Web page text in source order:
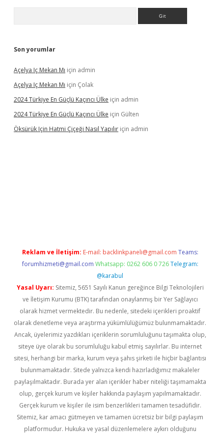
Son yorumlar
Açelya Iç Mekan Mı için admin
Açelya Iç Mekan Mı için Çolak
2024 Türkiye En Güçlü Kaçıncı Ülke için admin
2024 Türkiye En Güçlü Kaçıncı Ülke için Gülten
Öksürük Için Hatmi Çiçeği Nasıl Yapılır için admin
Reklam ve İletişim: E-mail: backlinkpaneli@gmail.com Teams:
forumhizmeti@gmail.com Whatsapp: 0262 606 0 726 Telegram:
@karabul
Yasal Uyarı: Sitemiz, 5651 Sayılı Kanun gereğince Bilgi Teknolojileri
ve İletişim Kurumu (BTK) tarafından onaylanmış bir Yer Sağlayıcı
olarak hizmet vermektedir. Bu nedenle, sitedeki içerikleri proaktif
olarak denetleme veya araştırma yükümlülüğümüz bulunmamaktadır.
Ancak, üyelerimiz yazdıkları içeriklerin sorumluluğunu taşımakta olup,
siteye üye olarak bu sorumluluğu kabul etmiş sayılırlar. Bu internet
sitesi, herhangi bir marka, kurum veya şahıs şirketi ile hiçbir bağlantısı
bulunmamaktadır. Sitede yalnızca kendi hazırladığımız makaleler
paylaşılmaktadır. Burada yer alan içerikler haber niteliği taşımamakta
olup, gerçek kurum ve kişiler hakkında paylaşım yapılmamaktadır.
Gerçek kurum ve kişiler ile isim benzerlikleri tamamen tesadüfidir.
Sitemiz, kar amacı gütmeyen ve tamamen ücretsiz bir bilgi paylaşım
platformudur. Hukuka ve yasal düzenlemelere aykırı olduğunu